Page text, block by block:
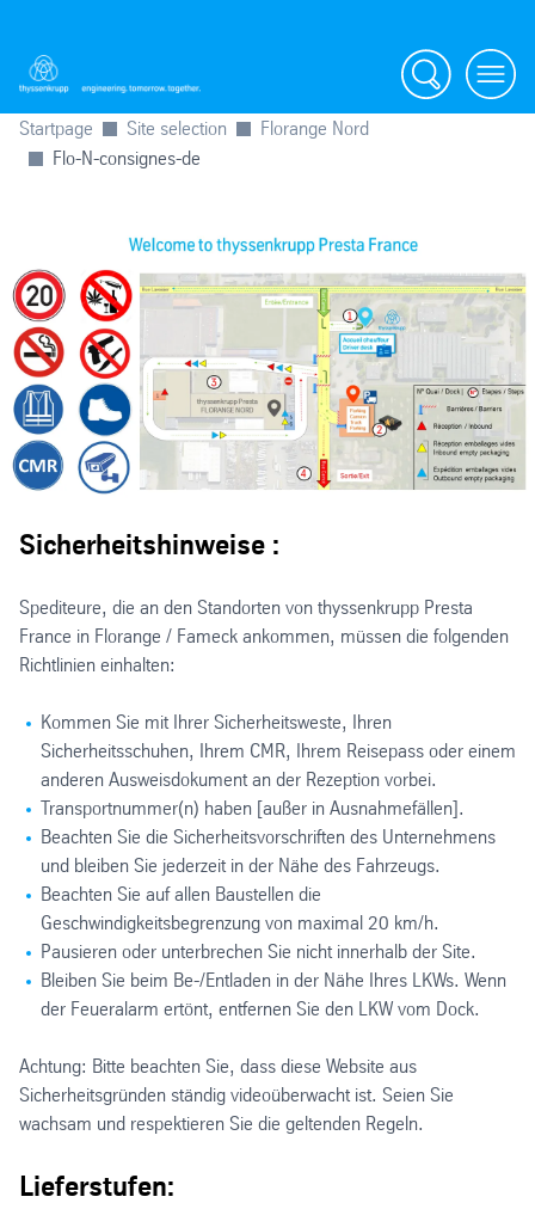
Search Menu
Startpage Site selection
Florange Nord
Flo-N-consignes-de
Sicherheitshinweise :
Spediteure, die an den Standorten von thyssenkrupp Presta
France in Florange / Fameck ankommen, müssen die folgenden
Richtlinien einhalten:
Kommen Sie mit Ihrer Sicherheitsweste, Ihren
Sicherheitsschuhen, Ihrem CMR, Ihrem Reisepass oder einem
anderen Ausweisdokument an der Rezeption vorbei.
Transportnummer(n) haben [außer in Ausnahmefällen].
Beachten Sie die Sicherheitsvorschriften des Unternehmens
und bleiben Sie jederzeit in der Nähe des Fahrzeugs.
Beachten Sie auf allen Baustellen die
Geschwindigkeitsbegrenzung von maximal 20 km/h.
Pausieren oder unterbrechen Sie nicht innerhalb der Site.
Bleiben Sie beim Be-/Entladen in der Nähe Ihres LKWs. Wenn
der Feueralarm ertönt, entfernen Sie den LKW vom Dock.
Achtung: Bitte beachten Sie, dass diese Website aus
Sicherheitsgründen ständig videoüberwacht ist. Seien Sie
wachsam und respektieren Sie die geltenden Regeln.
Lieferstufen: